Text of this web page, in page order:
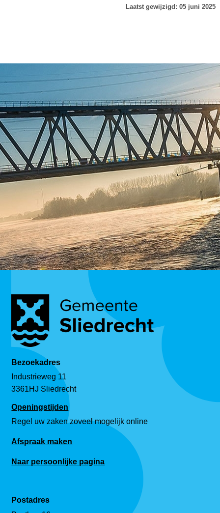
Laatst gewijzigd: 05 juni 2025
Bezoekadres
Industrieweg 11
3361HJ Sliedrecht
Openingstijden
Regel uw zaken zoveel mogelijk online
Afspraak maken
Naar persoonlijke pagina
Postadres